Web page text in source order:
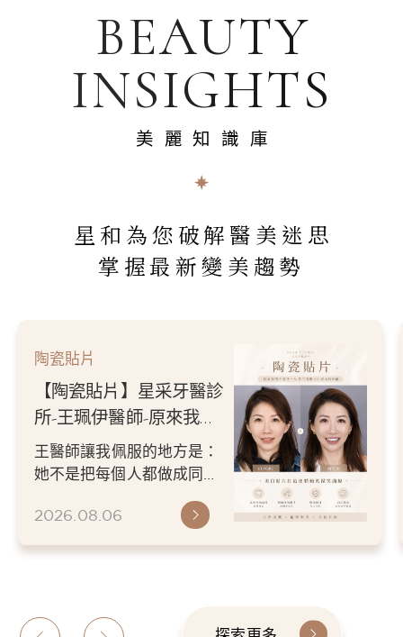
BEAUTY
INSIGHTS
美麗知識庫
星和為您破解醫美迷思
掌握最新變美趨勢
陶瓷貼片
【陶瓷貼片】星采牙醫診
所-王珮伊醫師-原來我的
不愛笑，只是不喜歡自己
原本的牙齒
王醫師讓我佩服的地方是：
她不是把每個人都做成同一
更適合自己的樣子。 現...
2026.08.06